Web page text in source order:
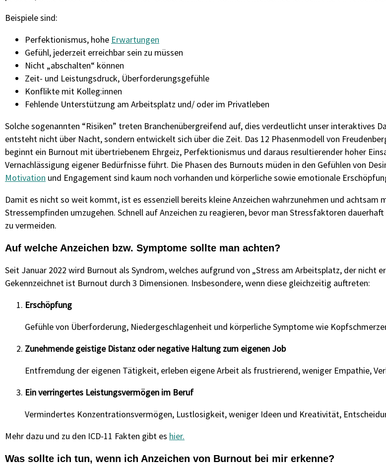
Beispiele sind:
Perfektionismus, hohe Erwartungen
Gefühl, jederzeit erreichbar sein zu müssen
Nicht „abschalten“ können
Zeit- und Leistungsdruck, Überforderungsgefühle
Konflikte mit Kolleg:innen
Fehlende Unterstützung am Arbeitsplatz und/ oder im Privatleben
Solche sogenannten “Risiken” treten Branchenübergreifend auf, dies verdeutlicht unser interaktives
entsteht nicht über Nacht, sondern entwickelt sich über die Zeit. Das 12 Phasenmodell von
beginnt ein Burnout mit übertriebenem Ehrgeiz, Perfektionismus und daraus resultierender hoher
Vernachlässigung eigener Bedürfnisse führt. Die Phasen des Burnouts müden in den Gefühlen von
Motivation und Engagement sind kaum noch vorhanden und körperliche sowie emotionale
Damit es nicht so weit kommt, ist es essenziell bereits kleine Anzeichen wahrzunehmen und achtsam
Stressempfinden umzugehen. Schnell auf Anzeichen zu reagieren, bevor man Stressfaktoren
zu vermeiden.
Auf welche Anzeichen bzw. Symptome sollte man achten?
Seit Januar 2022 wird Burnout als Syndrom, welches aufgrund von „Stress am Arbeitsplatz, der nicht
Gekennzeichnet ist Burnout durch 3 Dimensionen. Insbesondere, wenn diese gleichzeitig auftreten:
Erschöpfung
Gefühle von Überforderung, Niedergeschlagenheit und körperliche Symptome wie
Zunehmende geistige Distanz oder negative Haltung zum eigenen Job
Entfremdung der eigenen Tätigkeit, erleben eigene Arbeit als frustrierend, weniger Empathie,
Ein verringertes Leistungsvermögen im Beruf
Vermindertes Konzentrationsvermögen, Lustlosigkeit, weniger Ideen und Kreativität,
Mehr dazu und zu den ICD-11 Fakten gibt es hier.
Was sollte ich tun, wenn ich Anzeichen von Burnout bei mir erkenne?